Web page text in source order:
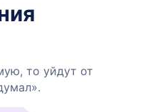
то уйдут от